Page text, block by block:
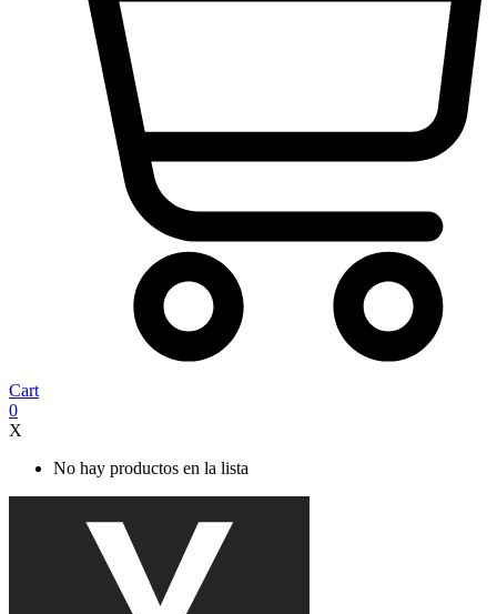
Cart
0
X
No hay productos en la lista